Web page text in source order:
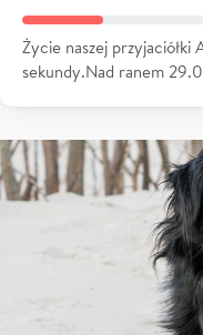
Życie naszej przyjaciółki
sekundy.Nad ranem